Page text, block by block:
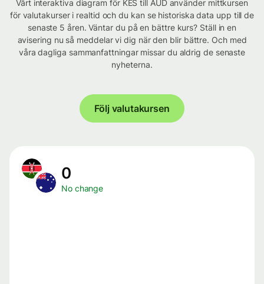
Vårt interaktiva diagram för KES till AUD använder mittkursen
för valutakurser i realtid och du kan se historiska data upp till de
senaste 5 åren. Väntar du på en bättre kurs? Ställ in en
avisering nu så meddelar vi dig när den blir bättre. Och med
våra dagliga sammanfattningar missar du aldrig de senaste
nyheterna.
Följ valutakursen
0
No change